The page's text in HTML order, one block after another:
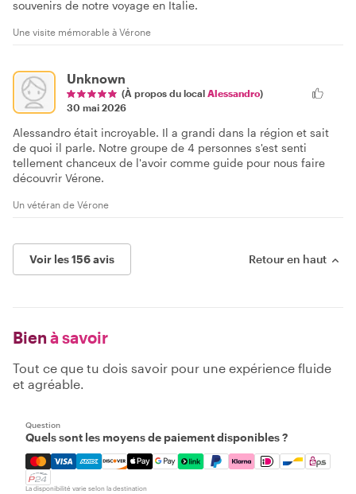
souvenirs de notre voyage en Italie.
Une visite mémorable à Vérone
Unknown
(À propos du local Alessandro)
30 mai 2026
Alessandro était incroyable. Il a grandi dans la région et sait
de quoi il parle. Notre groupe de 4 personnes s'est senti
tellement chanceux de l'avoir comme guide pour nous faire
découvrir Vérone.
Un vétéran de Vérone
Voir les 156 avis Retour en haut
Bien à savoir
Tout ce que tu dois savoir pour une expérience fluide
et agréable.
Question
Quels sont les moyens de paiement disponibles ?
Mastercard, Visa, Amex, Discover, Apple Pay, Google
La disponibilité varie selon la destination